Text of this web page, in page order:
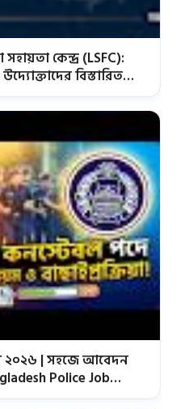
কেন্দ্র (LSFC):
বিস্তারিত
২০২৬ | সহজে আবেদন
Police Job